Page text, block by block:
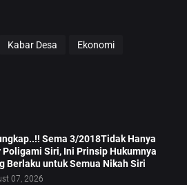
Kabar Desa Ekonomi
Sema 3/2018Tidak Hanya
Poligami Siri, Ini Prinsip Hukumnya
Berlaku untuk Semua Nikah Siri
07, 2026